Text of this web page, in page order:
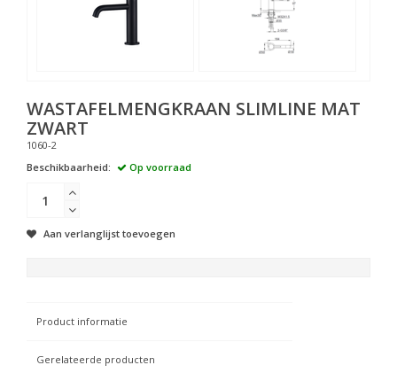
WASTAFELMENGKRAAN SLIMLINE MAT
ZWART
1060-2
Beschikbaarheid:
Op voorraad
Aan verlanglijst toevoegen
Product informatie
Gerelateerde producten